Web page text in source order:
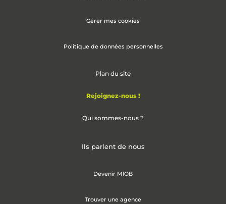
Gérer mes cookies
Politique de données personnelles
Plan du site
Rejoignez-nous !
Qui sommes-nous ?
Ils parlent de nous
Devenir MIOB
Trouver une agence